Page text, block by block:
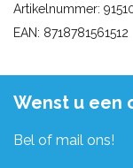
Artikelnummer:
EAN: 8718781561512
Wenst u een
Bel of mail ons!